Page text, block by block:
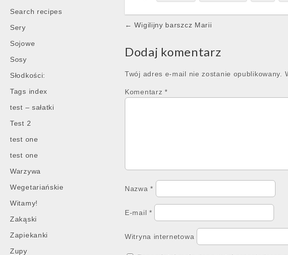
Search recipes
Sery
Sojowe
Sosy
Słodkości:
Tags index
test – sałatki
Test 2
test one
test one
Warzywa
Wegetariańskie
Witamy!
Zakąski
Zapiekanki
Zupy
Post
← Wigilijny barszcz Marii
Dodaj komentarz
Twój adres e-mail nie zostanie opublikowany.
Komentarz *
Nazwa*
E-mail *
Witryna internetowa